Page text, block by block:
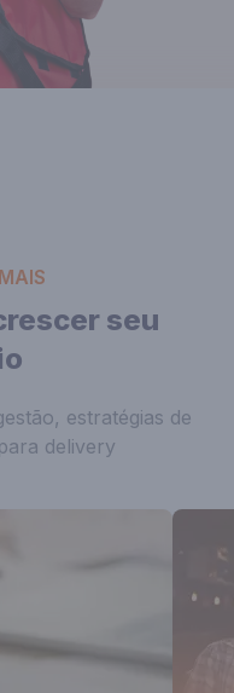
seu
estratégias de
delivery